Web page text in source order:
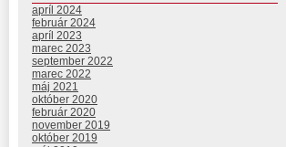
apríl 2024
február 2024
apríl 2023
marec 2023
september 2022
marec 2022
máj 2021
október 2020
február 2020
november 2019
október 2019